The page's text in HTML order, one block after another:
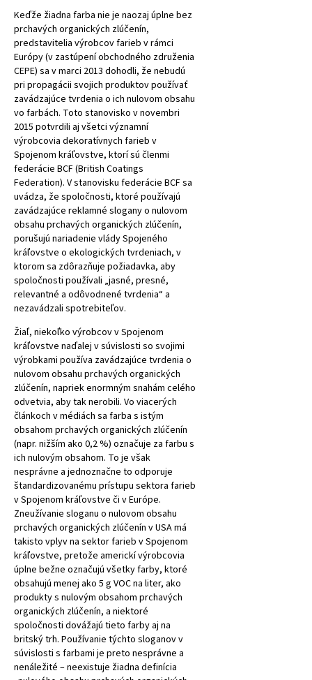
Keďže žiadna farba nie je naozaj úplne bez
prchavých organických zlúčenín,
predstavitelia výrobcov farieb v rámci
Európy (v zastúpení obchodného združenia
CEPE) sa v marci 2013 dohodli, že nebudú
pri propagácii svojich produktov používať
zavádzajúce tvrdenia o ich nulovom obsahu
vo farbách. Toto stanovisko v novembri
2015 potvrdili aj všetci významní
výrobcovia dekoratívnych farieb v
Spojenom kráľovstve, ktorí sú členmi
federácie BCF (British Coatings
Federation). V stanovisku federácie BCF sa
uvádza, že spoločnosti, ktoré používajú
zavádzajúce reklamné slogany o nulovom
obsahu prchavých organických zlúčenín,
porušujú nariadenie vlády Spojeného
kráľovstve o ekologických tvrdeniach, v
ktorom sa zdôrazňuje požiadavka, aby
spoločnosti používali „jasné, presné,
relevantné a odôvodnené tvrdenia“ a
nezavádzali spotrebiteľov.
Žiaľ, niekoľko výrobcov v Spojenom
kráľovstve naďalej v súvislosti so svojimi
výrobkami používa zavádzajúce tvrdenia o
nulovom obsahu prchavých organických
zlúčenín, napriek enormným snahám celého
odvetvia, aby tak nerobili. Vo viacerých
článkoch v médiách sa farba s istým
obsahom prchavých organických zlúčenín
(napr. nižším ako 0,2 %) označuje za farbu s
ich nulovým obsahom. To je však
nesprávne a jednoznačne to odporuje
štandardizovanému prístupu sektora farieb
v Spojenom kráľovstve či v Európe.
Zneužívanie sloganu o nulovom obsahu
prchavých organických zlúčenín v USA má
takisto vplyv na sektor farieb v Spojenom
kráľovstve, pretože americkí výrobcovia
úplne bežne označujú všetky farby, ktoré
obsahujú menej ako 5 g VOC na liter, ako
produkty s nulovým obsahom prchavých
organických zlúčenín, a niektoré
spoločnosti dovážajú tieto farby aj na
britský trh. Používanie týchto sloganov v
súvislosti s farbami je preto nesprávne a
nenáležité – neexistuje žiadna definícia